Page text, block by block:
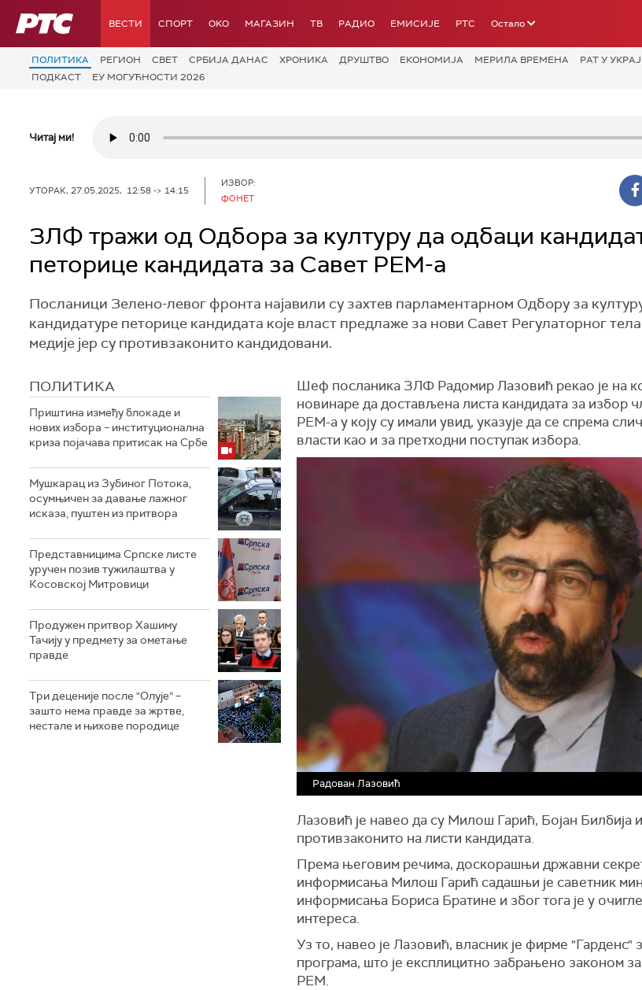
РТС ВЕСТИ СПОРТ OKO МАГАЗИН ТВ РАДИО ЕМИСИЈЕ РТС Остало
ПОЛИТИКА РЕГИОН СВЕТ СРБИЈА ДАНАС ХРОНИКА ДРУШТВО ЕКОНОМИЈА МЕРИЛА ВРЕМЕНА РАТ У
ПОДКАСТ
ЕУ МОГУЋНОСТИ 2026
Читај ми!
УТОРАК, 27.05.2025, 12:58 -> 14:15
ИЗВОР:
ФОНЕТ
ЗЛФ тражи од Одбора за културу да одбаци
петорице кандидата за Савет РЕМ-а
Посланици Зелено-левог фронта најавили су захтев парламентарном Одбору за
кандидатуре петорице кандидата које власт предлаже за нови Савет Регулаторног
медије јер су противзаконито кандидовани.
ПОЛИТИКА
Приштина између блокаде и
нових избора – институционална
криза појачава притисак на Србе
Мушкарац из Зубиног Потока,
осумњичен за давање лажног
исказа, пуштен из притвора
Представницима Српске листе
уручен позив тужилаштва у
Косовској Митровици
Продужен притвор Хашиму
Тачију у предмету за ометање
правде
Три деценије после "Олује“ –
зашто нема правде за жртве,
нестале и њихове породице
Шеф посланика ЗЛФ Радомир Лазовић рекао је на
новинаре да достављена листа кандидата за избор
РЕМ-а у коју су имали увид, указује да се спрема
власти као и за претходни поступак избора.
Радован Лазовић
Лазовић је навео да су Милош Гарић, Бојан Билбија
противзаконито на листи кандидата.
Према његовим речима, доскорашњи државни
информисања Милош Гарић садашњи је саветник
информисања Бориса Братине и због тога је у
интереса.
Уз то, навео је Лазовић, власник је фирме
програма, што је експлицитно забрањено законом
РЕМ.